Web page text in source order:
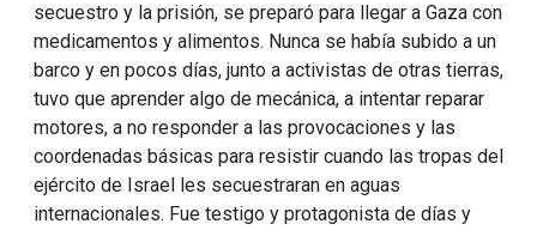
secuestro y la prisión, se preparó para llegar a Gaza con
medicamentos y alimentos. Nunca se había subido a un
barco y en pocos días, junto a activistas de otras tierras,
tuvo que aprender algo de mecánica, a intentar reparar
motores, a no responder a las provocaciones y las
coordenadas básicas para resistir cuando las tropas del
ejército de Israel les secuestraran en aguas
internacionales. Fue testigo y protagonista de días y